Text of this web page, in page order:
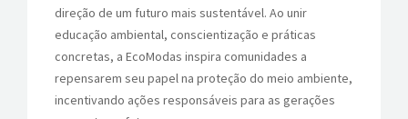
direção de um futuro mais sustentável. Ao unir
educação ambiental, conscientização e práticas
concretas, a EcoModas inspira comunidades a
repensarem seu papel na proteção do meio ambiente,
incentivando ações responsáveis para as gerações